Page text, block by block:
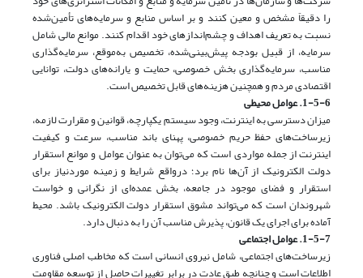
را دقیقاً مشخص و معین کنند و بر اساس منابع و سرمایه‌های تأمین‌شده
نسبت به تعریف اهداف و چشم‌اندازهای خود اقدام کنند. موانع مالی شامل
سرمایه، از قبیل بودجه پیش‌بینی‌شده، تخصیص به‌موقع، سرمایه‌گذاری
مناسب، سرمایه‌گذاری بخش خصوصی، حمایت و یارانه‌های دولت، توانایی
اقتصادی مردم و همچنین هزینه‌های قابل تخصیص است.
1-5-6. عوامل محیطی
میزان دسترسی به اینترنت، وجود سیستم یکپارچه، قوانین و مقرارت لازمه،
زیرساخت‌های حفظ حریم خصوصی، پهنای باند مناسب، سرعت و کیفیت
اینترنت از جمله مواردی است که می‌توان به عنوان عوامل و موانع استقرار
دولت الکترونیک از آن‌ها نام برد؛ درواقع شرایط و زمینه موردنیاز برای
استقرار و فضای موجود در جامعه، بخش عمده‌ای از نگرانی و خواست
شهروندان است که می‌تواند مشوق استقرار دولت الکترونیک باشد. محیط
آماده برای اجرای یک قانون، پذیرش مناسب آن را به دنبال دارد.
1-5-7. عوامل اجتماعی
زیرساخت‌های اجتماعی، شامل نیروی انسانی است که مخاطب اصلی فناوری
اطلاعات است و چنانچه طبق عادت در برابر تغییرات حاصل از توسعه مقاومت